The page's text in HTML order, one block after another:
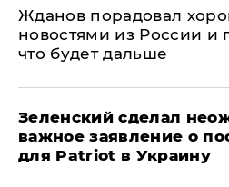
Жданов порадовал
новостями из России и
что будет дальше
Зеленский сделал
важное заявление о
для Patriot в Украину